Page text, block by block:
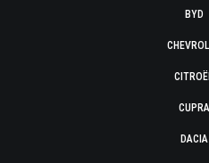
BYD
CUPRA
DACIA